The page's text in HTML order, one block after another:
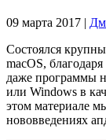
09 марта 2017 |
Состоялся
macOS,
даже программы
или Windows в
этом материале
нововведениях